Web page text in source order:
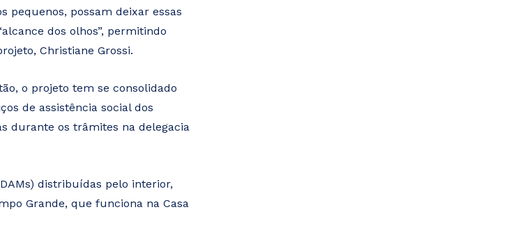
pequenos, possam deixar essas
dos olhos”, permitindo
Christiane Grossi.
o projeto tem se consolidado
de assistência social dos
durante os trâmites na delegacia
distribuídas pelo interior,
Grande, que funciona na Casa